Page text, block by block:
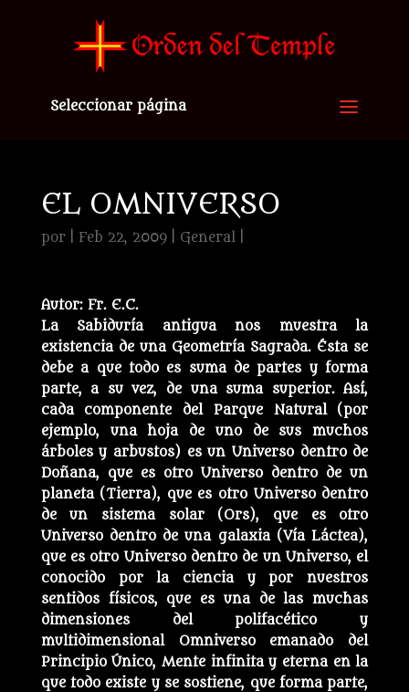
Seleccionar página
EL OMNIVERSO
por Feb 22, 2009| General|
Autor: Fr. E.C.
La Sabiduría antigua nos muestra la
existencia de una Geometría Sagrada. Ésta se
debe a que todo es suma de partes y forma
parte, a su vez, de una suma superior. Así,
cada componente del Parque Natural (por
ejemplo, una hoja de uno de sus muchos
árboles y arbustos) es un Universo dentro de
Doñana, que es otro Universo dentro de un
planeta (Tierra), que es otro Universo dentro
de un sistema solar (Ors), que es otro
Universo dentro de una galaxia (Vía Láctea),
que es otro Universo dentro de un Universo, el
conocido por la ciencia y por nuestros
sentidos físicos, que es una de las muchas
dimensiones del polifacético y
multidimensional Omniverso emanado del
Principio Único, Mente infinita y eterna en la
que todo existe y se sostiene, que forma parte,